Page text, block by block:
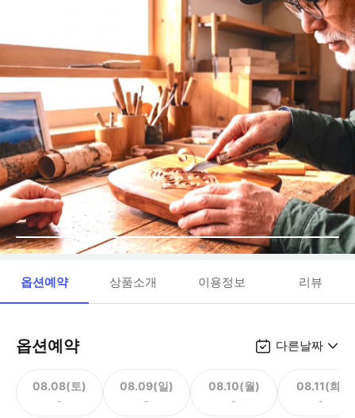
옵션예약 상품소개 이용정보 리뷰
옵션예약 다른날짜
08.08(토)
-
08.09(일)
-
08.10(월)
-
08.11(화)
-